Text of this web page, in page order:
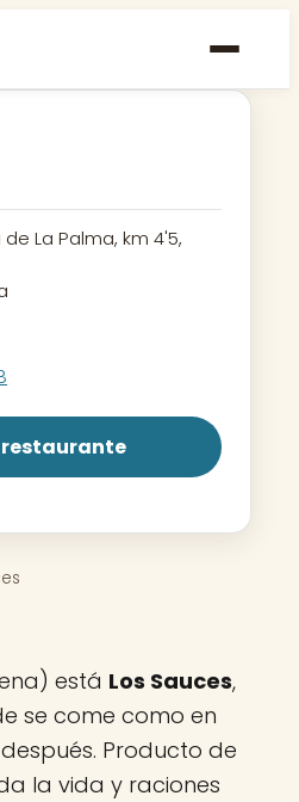
La Palma, km 4'5,
está Los Sauces,
se come como en
Producto de
la vida y raciones